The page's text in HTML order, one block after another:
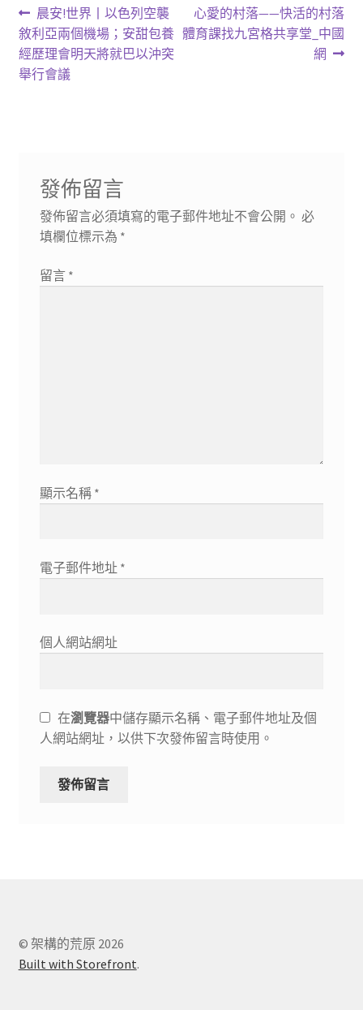
文
章
導
上
一
篇
文
晨安!世界丨以色列空襲
敘利亞兩個機場；安甜包養
經歷理會明天將就巴以沖突
舉行會議
下
一
心愛的村落——快活的村落
體育課找九宮格共享堂_中國
網
發佈留言
發佈留言必須填寫的電子郵件地址不會公開。 必
填欄位標示為 *
留言 *
顯示名稱 *
電子郵件地址 *
個人網站網址
在瀏覽器中儲存顯示名稱、電子郵件地址及個
人網站網址，以供下次發佈留言時使用。
© 架構的荒原 2026
Built with Storefront.